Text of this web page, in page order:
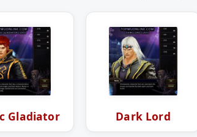
Gladiator Dark Lord